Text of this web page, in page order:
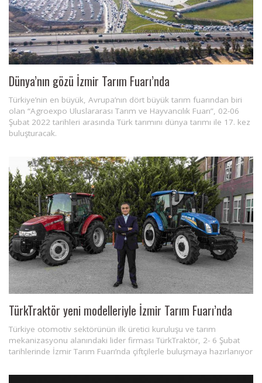
Dünya’nın gözü İzmir Tarım Fuarı’nda
Türkiye’nin en büyük, Avrupa’nın dört büyük tarım fuarından biri
olan “Agroexpo Uluslararası Tarım ve Hayvancılık Fuarı”, 02-06
Şubat 2022 tarihleri arasında Türk tarımını dünya tarımı ile 17. kez
buluşturacak.
TürkTraktör yeni modelleriyle İzmir Tarım Fuarı’nda
Türkiye otomotiv sektörünün ilk üretici kuruluşu ve tarım
mekanizasyonu alanındaki lider firması TürkTraktör, 2- 6 Şubat
tarihlerinde İzmir Tarım Fuarı’nda çiftçilerle buluşmaya hazırlanıyor